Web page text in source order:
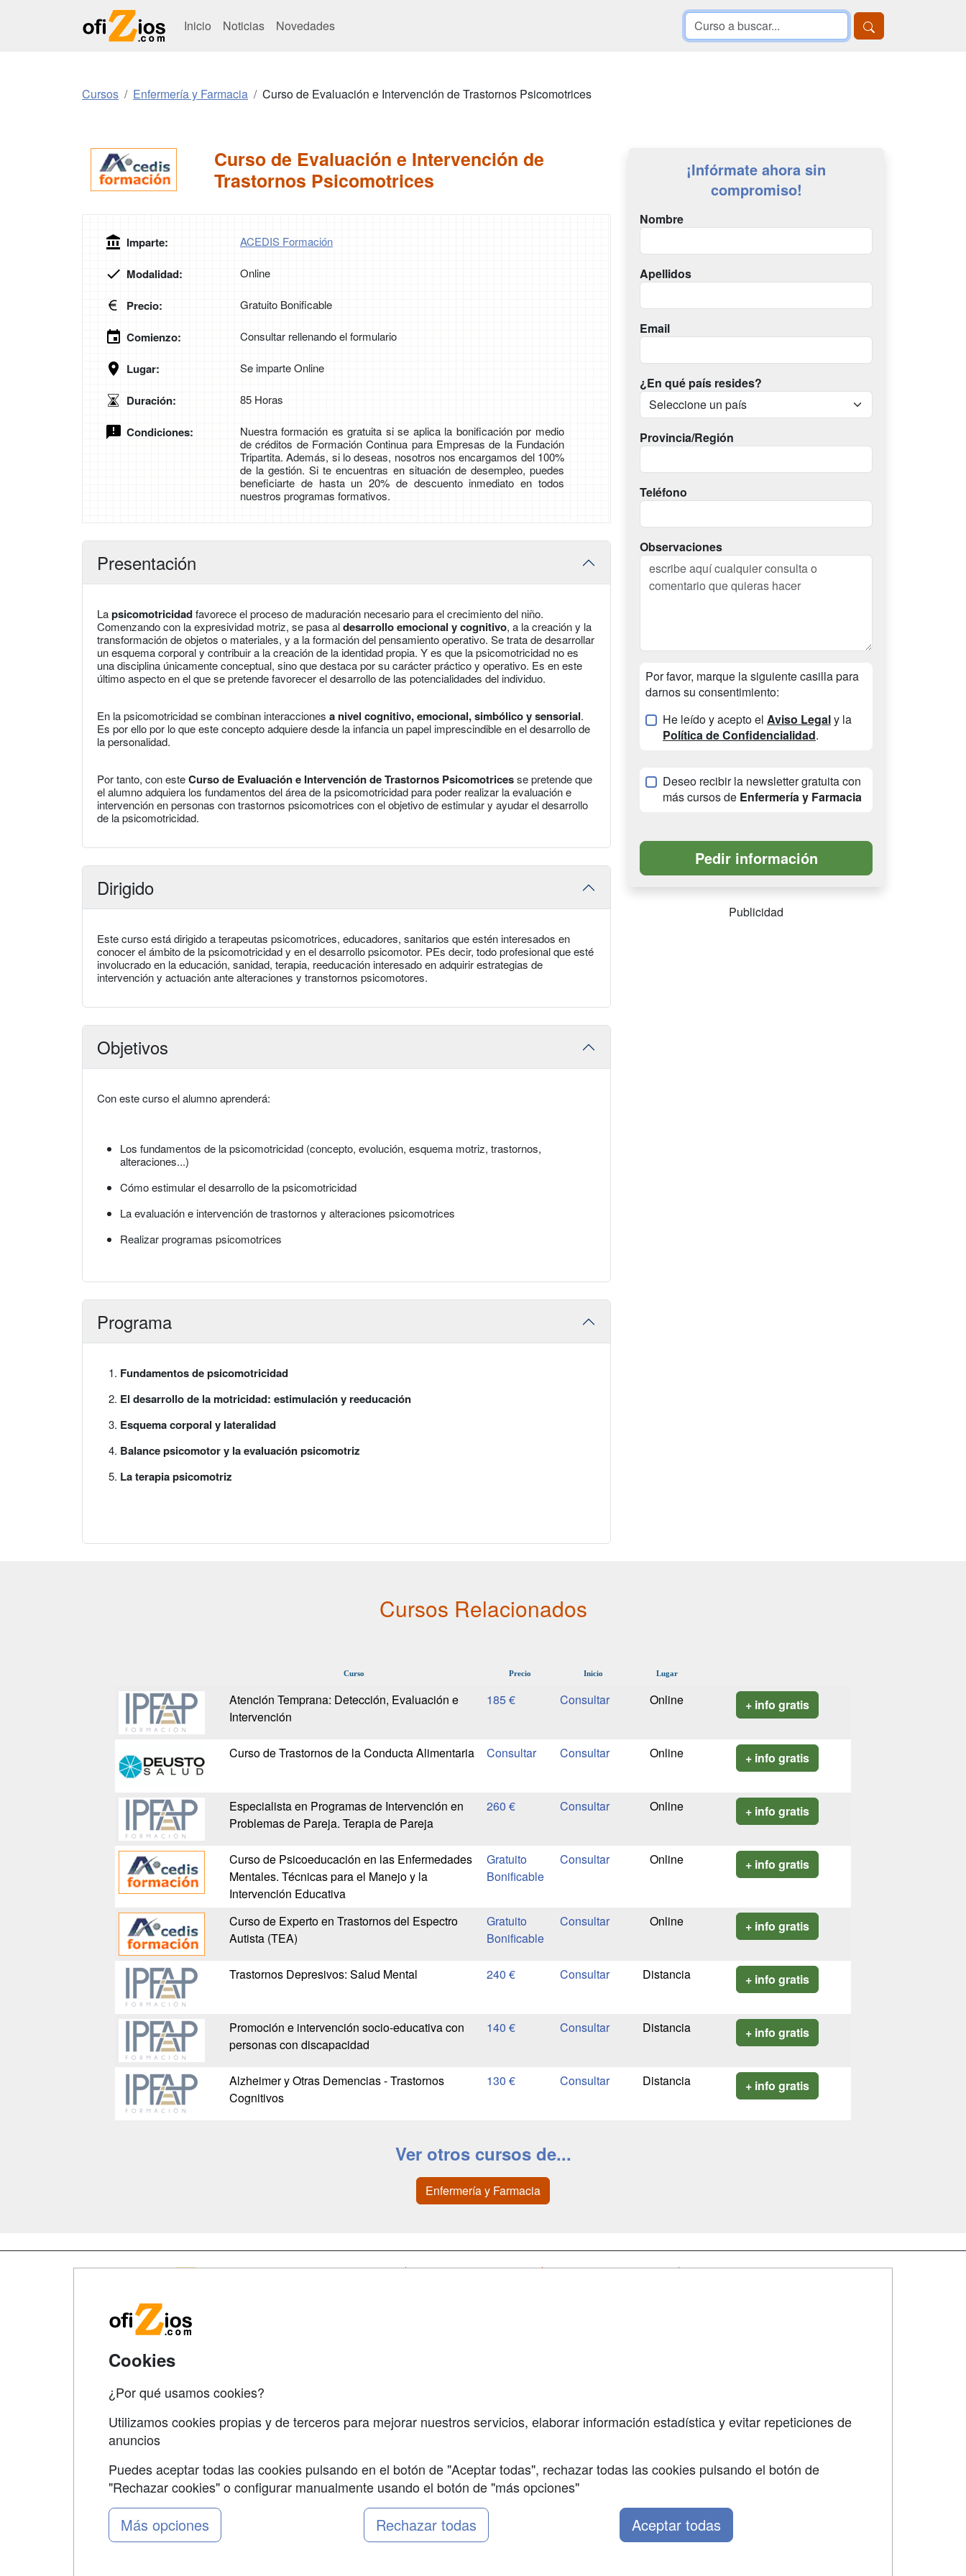
Inicio Noticias Novedades
Cursos Enfermería y Farmacia Curso de Evaluación e Intervención de Trastornos Psicomotrices
Curso de Evaluación e Intervención de
Trastornos Psicomotrices
Imparte: ACEDIS Formación
Modalidad: Online
Precio: Gratuito Bonificable
Comienzo: Consultar rellenando el formulario
Lugar: Se imparte Online
Duración: 85 Horas
Condiciones:
Nuestra formación es gratuita si se aplica la bonificación por medio
de créditos de Formación Continua para Empresas de la Fundación
Tripartita. Además, si lo deseas, nosotros nos encargamos del 100%
de la gestión. Si te encuentras en situación de desempleo, puedes
beneficiarte de hasta un 20% de descuento inmediato en todos
nuestros programas formativos.
Presentación
Lapsicomotricidadfavorece el proceso de maduración necesario para el crecimiento del niño.
Comenzando con la expresividad motriz, se pasa aldesarrollo emocional y cognitivo, a la creación y la
transformación de objetos o materiales, y a la formación del pensamiento operativo. Se trata de desarrollar
un esquema corporal y contribuir a la creación de la identidad propia. Y es que la psicomotricidad no es
una disciplina únicamente conceptual, sino que destaca por su carácter práctico y operativo. Es en este
último aspecto en el que se pretende favorecer el desarrollo de las potencialidades del individuo.
En la psicomotricidad se combinan interacciones a nivel cognitivo, emocional, simbólico y sensorial.
Es por ello por lo que este concepto adquiere desde la infancia un papel imprescindible en el desarrollo de
la personalidad.
Por tanto, con esteCurso de Evaluación e Intervención de Trastornos Psicomotricesse pretende que
el alumno adquiera los fundamentos del área de la psicomotricidad para poder realizar la evaluación e
intervención en personas con trastornos psicomotrices con el objetivo de estimular y ayudar el desarrollo
de la psicomotricidad.
Dirigido
Este curso está dirigido a terapeutas psicomotrices, educadores, sanitarios que estén interesados en
conocer el ámbito de la psicomotricidad y en el desarrollo psicomotor. PEs decir, todo profesional que esté
involucrado en la educación, sanidad, terapia, reeducación interesado en adquirir estrategias de
intervención y actuación ante alteraciones y transtornos psicomotores.
Objetivos
Con este curso el alumno aprenderá:
Los fundamentos de la psicomotricidad (concepto, evolución, esquema motriz, trastornos,
alteraciones...)
Cómo estimular el desarrollo de la psicomotricidad
La evaluación e intervención de trastornos y alteraciones psicomotrices
Realizar programas psicomotrices
Programa
Fundamentos de psicomotricidad
El desarrollo de la motricidad: estimulación y reeducación
Esquema corporal y lateralidad
Balance psicomotor y la evaluación psicomotriz
La terapia psicomotriz
¡Infórmate ahora sin
compromiso!
Nombre
Apellidos
Email
¿En qué país resides?
Provincia/Región
Teléfono
Observaciones
Por favor, marque la siguiente casilla para
darnos su consentimiento:
He leído y acepto el Aviso Legaly la
Política de Confidencialidad.
Deseo recibir la newsletter gratuita con
más cursos de Enfermería y Farmacia
Publicidad
Cursos Relacionados
Curso Precio Inicio Lugar
Atención Temprana: Detección, Evaluación e
Intervención
185 € Online + info gratis
Curso de Trastornos de la Conducta Alimentaria Online + info gratis
Especialista en Programas de Intervención en
Problemas de Pareja. Terapia de Pareja
260 € Online + info gratis
Curso de Psicoeducación en las Enfermedades
Mentales. Técnicas para el Manejo y la
Intervención Educativa
Gratuito
Bonificable
Online + info gratis
Curso de Experto en Trastornos del Espectro
Autista (TEA)
Gratuito
Bonificable
Online + info gratis
Trastornos Depresivos: Salud Mental 240 € Distancia + info gratis
Promoción e intervención socio-educativa con
personas con discapacidad
140 € Distancia + info gratis
Alzheimer y Otras Demencias - Trastornos
Cognitivos
130 € Distancia + info gratis
Ver otros cursos de...
Enfermería y Farmacia
Grupo formazion:
Cookies
¿Por qué usamos cookies?
Utilizamos cookies propias y de terceros para mejorar nuestros servicios, elaborar información estadística y evitar repeticiones de
anuncios
Puedes aceptar todas las cookies pulsando en el botón de "Aceptar todas", rechazar todas las cookies pulsando el botón de
"Rechazar cookies" o configurar manualmente usando el botón de "más opciones"
Más opciones Rechazar todas Aceptar todas